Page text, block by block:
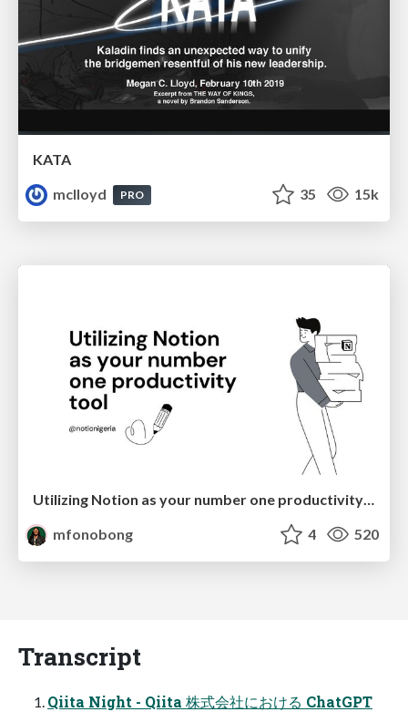
KATA
mclloyd
PRO 35 15k
mfonobong
4 520
Transcript
Qiita Night - Qiita 株式会社における ChatGPT